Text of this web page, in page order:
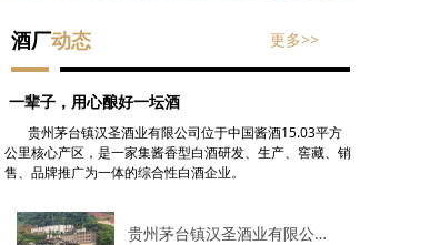
贵州茅台镇汉圣酒业有限公司企业简介
酒厂动态 更多>>
一辈子，用心酿好一坛酒
贵州茅台镇汉圣酒业有限公司位于中国酱酒15.03平方
公里核心产区，是一家集酱香型白酒研发、生产、窖藏、销
售、品牌推广为一体的综合性白酒企业。